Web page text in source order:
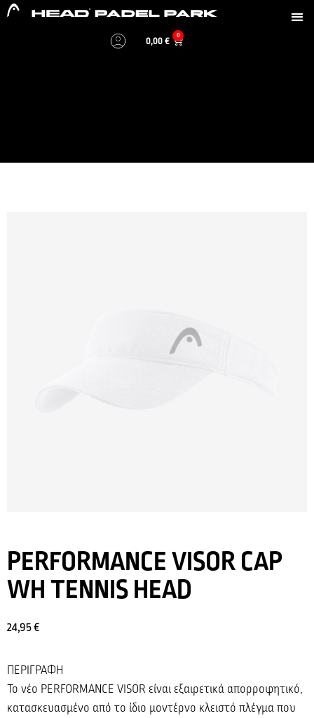
0,00€ 0
PERFORMANCE VISOR CAP
WH TENNIS HEAD
24,95€
ΠΕΡΙΓΡΑΦΗ
Το νέο PERFORMANCE VISOR είναι εξαιρετικά απορροφητικό,
κατασκευασμένο από το ίδιο μοντέρνο κλειστό πλέγμα που